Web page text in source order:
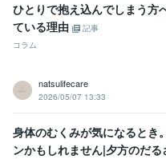
ひとりで抱え込んでしまう方
ている理由
記事
コラム
natsulifecare
2026/05/07 13:33
身体のむくみが気になるとき
ンかもしれません|夕方のだ